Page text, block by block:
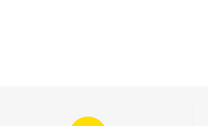
виглядають дуже сучасно і надзвичайно
стане незамінною, якщо Ви винаймаєте